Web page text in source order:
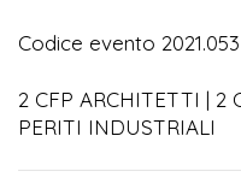
Codice evento 2021.053
2 CFP ARCHITETTI | 2
PERITI INDUSTRIALI